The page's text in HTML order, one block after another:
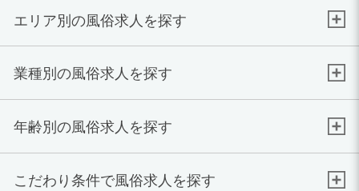
エリア別の風俗求人を探す
業種別の風俗求人を探す
年齢別の風俗求人を探す
こだわり条件で風俗求人を探す